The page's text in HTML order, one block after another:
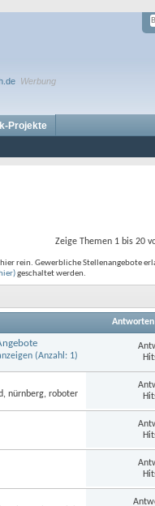
Werbung
Projekte
Zeige Themen 1 bis 20
rein. Gewerbliche Stellenangebote
geschaltet werden.
Antworten